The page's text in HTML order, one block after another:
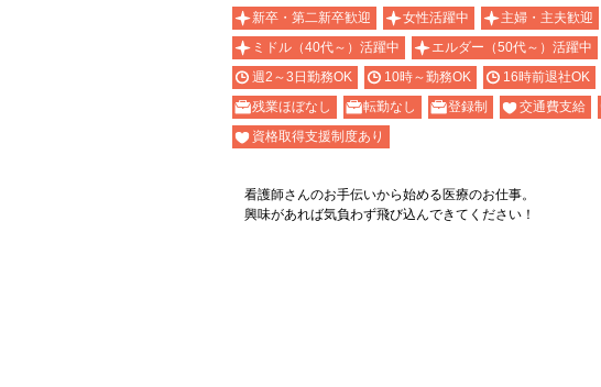
新卒・第二新卒歓迎 女性活躍中 主婦・主夫歓迎
ミドル（40代～）活躍中
エルダー（50代～）活躍中
週2～3日勤務OK
10時～勤務OK 16時前退社OK
残業ほぼなし
転勤なし 登録制 交通費支給
資格取得支援制度あり
看護師さんのお手伝いから始める医療のお仕事。
興味があれば気負わず飛び込んできてください！